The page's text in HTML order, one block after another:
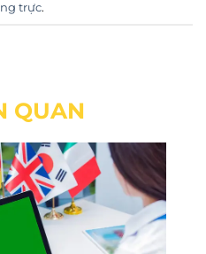
trực.
QUAN